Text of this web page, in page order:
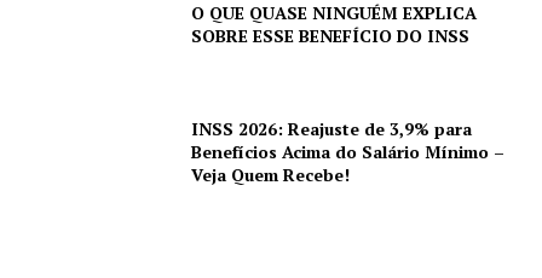
O QUE QUASE NINGUÉM EXPLICA
SOBRE ESSE BENEFÍCIO DO INSS
INSS 2026: Reajuste de 3,9% para
Benefícios Acima do Salário Mínimo –
Veja Quem Recebe!